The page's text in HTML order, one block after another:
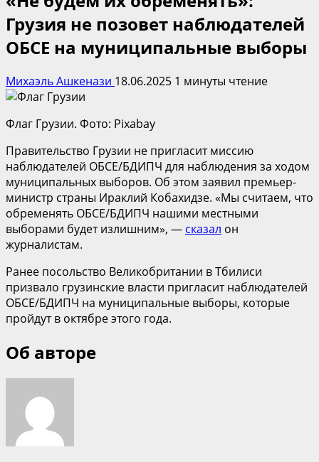
Грузия не позовет наблюдателей
ОБСЕ на муниципальные выборы
Михаэль Ашкенази 18.06.2025 1 минуты чтение
Флаг Грузии. Фото: Pixabay
Правительство Грузии не пригласит миссию
наблюдателей ОБСЕ/БДИПЧ для наблюдения за ходом
муниципальных выборов. Об этом заявил премьер-
министр страны Ираклий Кобахидзе. «Мы считаем, что
обременять ОБСЕ/БДИПЧ нашими местными
выборами будет излишним», — сказал он
журналистам.
Ранее посольство Великобритании в Тбилиси
призвало грузинские власти пригласит наблюдателей
ОБСЕ/БДИПЧ на муниципальные выборы, которые
пройдут в октябре этого года.
Об авторе